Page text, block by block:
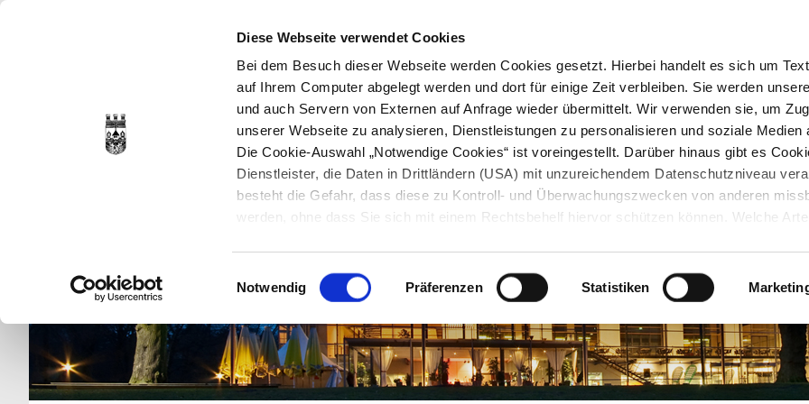
Diese Webseite verwendet Cookies
Bei dem Besuch dieser Webseite werden Cookies gesetzt. Hierbei handelt es sich um
auf Ihrem Computer abgelegt werden und dort für einige Zeit verbleiben. Sie werden
und auch Servern von Externen auf Anfrage wieder übermittelt. Wir verwenden sie, um
unserer Webseite zu analysieren, Dienstleistungen zu personalisieren und soziale Medien
Die Cookie-Auswahl „Notwendige Cookies“ ist voreingestellt. Darüber hinaus gibt es
Dienstleister, die Daten in Drittländern (USA) mit unzureichendem Datenschutzniveau
besteht die Gefahr, dass diese zu Kontroll- und Überwachungszwecken von anderen
werden, ohne dass Sie sich mit einem Rechtsbehelf hiervor schützen können. Welche
Datenschutzerklärung
entnehmen. Die von Ihnen getroffene Auswahl der gewünschten
jederzeit mit Wirkung für die Zukunft angepasst oder
werden.
Einwilligungsauswahl
Notwendig Präferenzen Statistiken
STARTSEITE